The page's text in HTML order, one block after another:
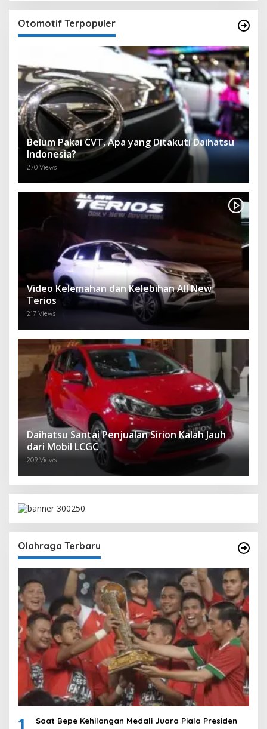
Otomotif Terpopuler
Belum Pakai CVT, Apa yang Ditakuti Daihatsu
Indonesia?
270 Views
Video Kelemahan dan Kelebihan All New
Terios
217 Views
Daihatsu Santai Penjualan Sirion Kalah Jauh
dari Mobil LCGC
209 Views
Olahraga Terbaru
1 Saat Bepe Kehilangan Medali Juara Piala Presiden